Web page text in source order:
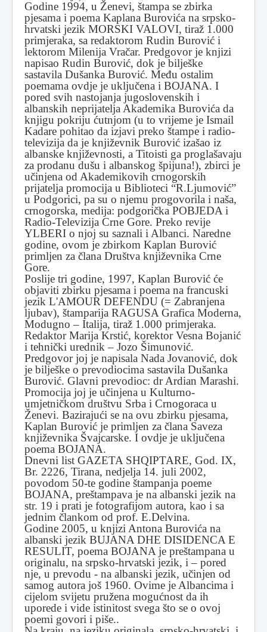
Godine 1994, u Ženevi, štampa se zbirka
pjesama i poema Kaplana Burovića na srpsko-
hrvatski jezik MORSKI VALOVI, tiraž 1.000
primjeraka, sa redaktorom Rudin Burović i
lektorom Milenija Vračar. Predgovor je knjizi
napisao Rudin Burović, dok je bilješke
sastavila Dušanka Burović. Među ostalim
poemama ovdje je uključena i BOJANA. I
pored svih nastojanja jugoslovenskih i
albanskih neprijatelja Akademika Burovića da
knjigu pokriju ćutnjom (u to vrijeme je Ismail
Kadare pohitao da izjavi preko štampe i radio-
televizija da je književnik Burović izašao iz
albanske književnosti, a Titoisti ga proglašavaju
za prodanu dušu i albanskog špijuna!), zbirci je
učinjena od Akademikovih crnogorskih
prijatelja promocija u Biblioteci “R.Ljumović”
u Podgorici, pa su o njemu progovorila i naša,
crnogorska, medija: podgorička POBJEDA i
Radio-Televizija Crne Gore. Preko revije
YLBERI o njoj su saznali i Albanci. Naredne
godine, ovom je zbirkom Kaplan Burović
primljen za člana Društva književnika Crne
Gore.
Poslije tri godine, 1997, Kaplan Burović će
objaviti zbirku pjesama i poema na francuski
jezik L'AMOUR DEFENDU (= Zabranjena
ljubav), štamparija RAGUSA Grafica Moderna,
Modugno – Italija, tiraž 1.000 primjeraka.
Redaktor Marija Krstić, korektor Vesna Bojanić
i tehnički urednik – Jozo Šimunović.
Predgovor joj je napisala Nada Jovanović, dok
je bilješke o prevodiocima sastavila Dušanka
Burović. Glavni prevodioc: dr Ardian Marashi.
Promocija joj je učinjena u Kulturno-
umjetničkom društvu Srba i Crnogoraca u
Ženevi. Bazirajući se na ovu zbirku pjesama,
Kaplan Burović je primljen za člana Saveza
književnika Švajcarske. I ovdje je uključena
poema BOJANA.
Dnevni list GAZETA SHQIPTARE, God. IX,
Br. 2226, Tirana, nedjelja 14. juli 2002,
povodom 50-te godine štampanja poeme
BOJANA, preštampava je na albanski jezik na
str. 19 i prati je fotografijom autora, kao i sa
jednim člankom od prof. E.Delvina.
Godine 2005, u knjizi Antona Burovića na
albanski jezik BUJANA DHE DISIDENCA E
RESULIT, poema BOJANA je preštampana u
originalu, na srpsko-hrvatski jezik, i – pored
nje, u prevodu - na albanski jezik, učinjen od
samog autora još 1960. Ovime je Albancima i
cijelom svijetu pružena mogućnost da ih
uporede i vide istinitost svega što se o ovoj
poemi govori i piše..